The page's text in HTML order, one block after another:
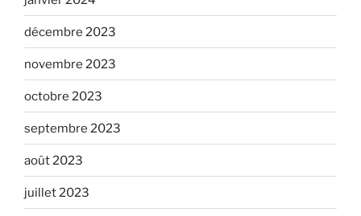
décembre 2023
novembre 2023
octobre 2023
septembre 2023
août 2023
juillet 2023